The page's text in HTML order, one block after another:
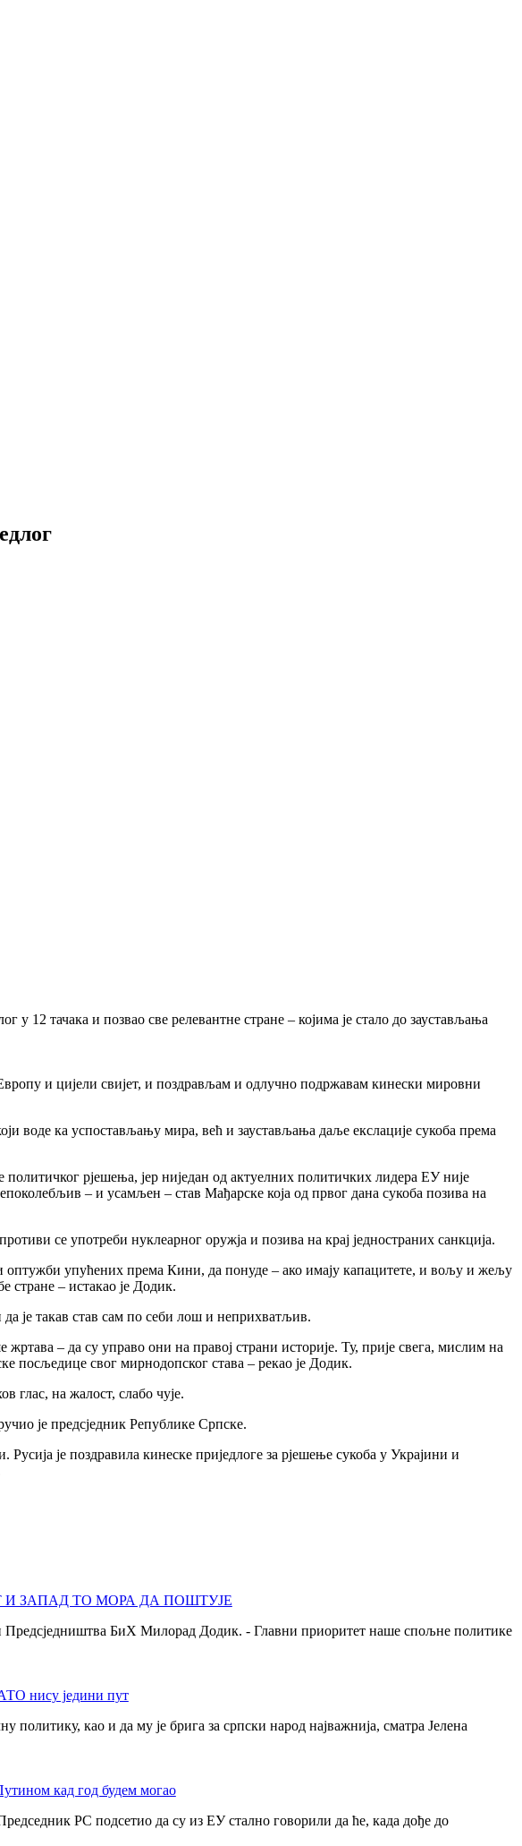
тачака и позвао све релевантне стране – којима је стало до заустављања
и цијели свијет, и поздрављам и одлучно подржавам кинески мировни
воде ка успостављању мира, већ и заустављања даље екслације сукоба према
рјешења, јер ниједан од актуелних политичких лидера ЕУ није
– и усамљен – став Мађарске која од првог дана сукоба позива на
се употреби нуклеарног оружја и позива на крај једностраних санкција.
оптужби упућених према Кини, да понуде – ако имају капацитете, и вољу и жељу
стране – истакао је Додик.
да је такав став сам по себи лош и неприхватљив.
– да су управо они на правој страни историје. Ту, прије свега, мислим на
посљедице свог мирнодопског става – рекао је Додик.
глас, на жалост, слабо чује.
је предсједник Републике Српске.
је поздравила кинеске приједлоге за рјешење сукоба у Украјини и
И ЗАПАД ТО МОРА ДА ПОШТУЈЕ
Предсједништва БиХ Милорад Додик. - Главни приоритет наше спољне политике
нису једини пут
као и да му је брига за српски народ најважнија, сматра Јелена
кад год будем могао
подсетио да су из ЕУ стално говорили да ће, када дође до